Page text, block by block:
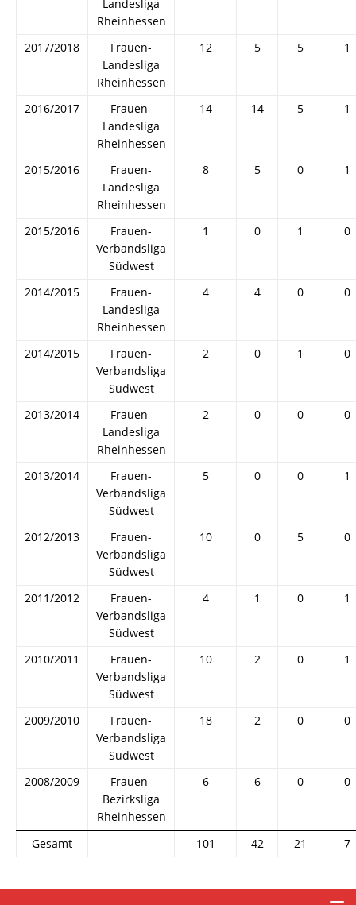
Landesliga
Rheinhessen
2017/2018
Frauen-
Landesliga
Rheinhessen
12 5 5 1
2016/2017
Frauen-
Landesliga
Rheinhessen
14 14 5 1
2015/2016
Frauen-
Landesliga
Rheinhessen
8 5 0 1
2015/2016
Frauen-
Verbandsliga
Südwest
1 0 1 0
2014/2015
Frauen-
Landesliga
Rheinhessen
4 4 0 0
2014/2015
Frauen-
Verbandsliga
Südwest
2 0 1 0
2013/2014
Frauen-
Landesliga
Rheinhessen
2 0 0 0
2013/2014
Frauen-
Verbandsliga
Südwest
5 0 0 1
2012/2013
Frauen-
Verbandsliga
Südwest
10 0 5 0
2011/2012
Frauen-
Verbandsliga
Südwest
4 1 0 1
2010/2011
Frauen-
Verbandsliga
Südwest
10 2 0 1
2009/2010
Frauen-
Verbandsliga
Südwest
18 2 0 0
2008/2009
Frauen-
Bezirksliga
Rheinhessen
6 6 0 0
Gesamt 101 42 21 7